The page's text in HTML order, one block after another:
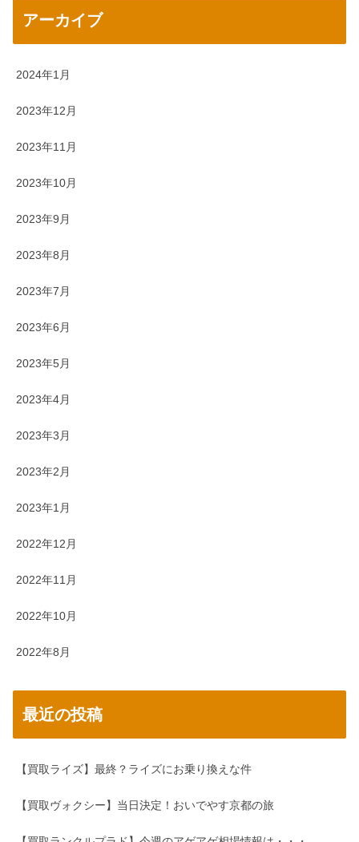
アーカイブ
2024年1月
2023年12月
2023年11月
2023年10月
2023年9月
2023年8月
2023年7月
2023年6月
2023年5月
2023年4月
2023年3月
2023年2月
2023年1月
2022年12月
2022年11月
2022年10月
2022年8月
最近の投稿
【買取ライズ】最終？ライズにお乗り換えな件
【買取ヴォクシー】当日決定！おいでやす京都の旅